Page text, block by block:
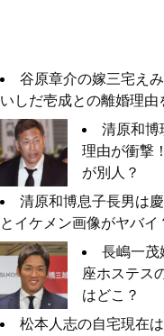
谷原章介の嫁三宅え
いしだ壱成との離婚理由
清原和博
理由が衝撃
が別人？
清原和博息子長男は
とイケメン画像がヤバイ
長嶋一茂
座ホステス
はどこ？
松本人志の自宅現在